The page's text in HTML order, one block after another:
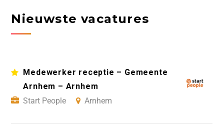
Nieuwste vacatures
Medewerker receptie – Gemeente
Arnhem – Arnhem
Start People
Arnhem